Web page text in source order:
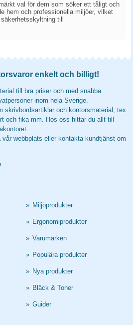
val för dem som söker ett tåligt och
hem och professionella miljöer, vilket
till
enkelt och billigt!
till bra priser och med snabba
inom hela Sverige.
skrivbordsartiklar och kontorsmaterial, tex
och fika mm. Hos oss hittar du allt till
webbplats eller kontakta kundtjänst om
» Miljöprodukter
» Ergonomiprodukter
» Varumärken
» Populära produkter
» Nya produkter
» Bläck & Toner
» Guider